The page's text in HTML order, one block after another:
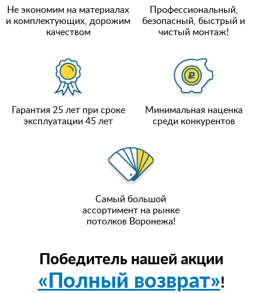
Не экономим на материалах
и комплектующих, дорожим
качеством
Профессиональный,
безопасный, быстрый и
чистый монтаж!
Гарантия 25 лет при сроке
эксплуатации 45 лет
Минимальная наценка
среди конкурентов
Самый большой
ассортимент на рынке
потолков Воронежа!
Победитель нашей акции
«Полный возврат»!